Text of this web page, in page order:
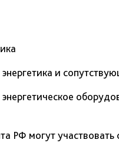
и
РФ могут